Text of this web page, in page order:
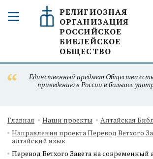
РЕЛИГИОЗНАЯ
ОРГАНИЗАЦИЯ
РОССИЙСКОЕ
БИБЛЕЙСКОЕ
ОБЩЕСТВО
Единственный предмет Общества есть
приведению в России в большее
Главная Наши проекты
Алтайская
Направления проекта Перевод Ветхого
алтайский язык
Перевод Ветхого Завета на современный